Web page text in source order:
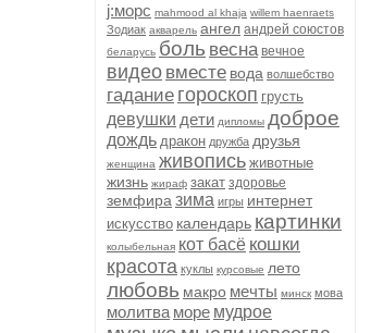
j:морс mahmood al khaja willem haenraets
Зодиак акварель ангел андрей союстов
беларусь боль весна вечное
видео вместе вода волшебство
гадание гороскоп грусть
девушки дети дипломы доброе
дождь дракон дружба друзья
женщина живопись животные
жизнь жираф закат здоровье
земфира зима игры интернет
искусство календарь картинки
колыбельная кот басё кошки
красота куклы курсовые лето
любовь макро мечты минск мова
молитва море мудрое